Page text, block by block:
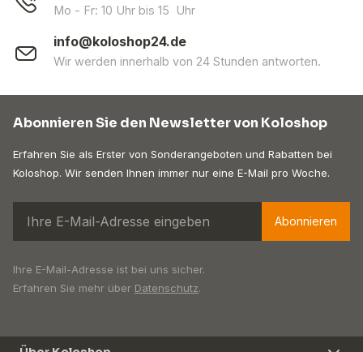
Mo - Fr: 10 Uhr bis 15 Uhr
info@koloshop24.de
Wir werden innerhalb von 24 Stunden antworten.
Abonnieren Sie den Newsletter von Koloshop
Erfahren Sie als Erster von Sonderangeboten und Rabatten bei
Koloshop. Wir senden Ihnen immer nur eine E-Mail pro Woche.
Abonnieren
Ihre E-Mail-Adresse ist bei uns sicher.
Erfahren Sie mehr über Datenschutz.